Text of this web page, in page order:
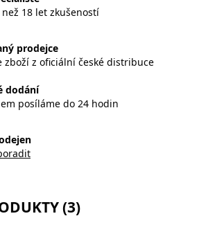
18 let zkušeností
prodejce
zboží z oficiální české distribuce
dodání
posíláme do 24 hodin
(3)